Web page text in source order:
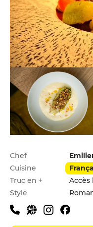
Infos
Chef
Cuisine
Truc en +
Accès
Style